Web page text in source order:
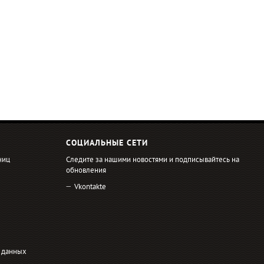
данных
СОЦИАЛЬНЫЕ СЕТИ
Следите за нашими новостями и подписывайтесь на
обновления
Vkontakte